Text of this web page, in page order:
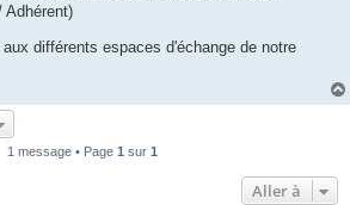
Adhérent)
différents espaces d'échange de notre
1 message • Page 1 sur 1
Aller à